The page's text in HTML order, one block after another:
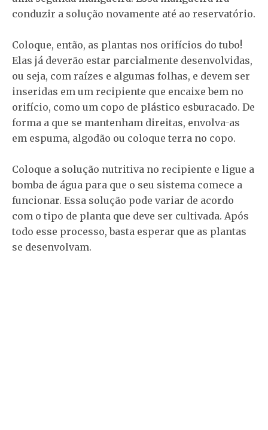
conduzir a solução novamente até ao reservatório.
Coloque, então, as plantas nos orifícios do tubo!
Elas já deverão estar parcialmente desenvolvidas,
ou seja, com raízes e algumas folhas, e devem ser
inseridas em um recipiente que encaixe bem no
orifício, como um copo de plástico esburacado. De
forma a que se mantenham direitas, envolva-as
em espuma, algodão ou coloque terra no copo.
Coloque a solução nutritiva no recipiente e ligue a
bomba de água para que o seu sistema comece a
funcionar. Essa solução pode variar de acordo
com o tipo de planta que deve ser cultivada. Após
todo esse processo, basta esperar que as plantas
se desenvolvam.